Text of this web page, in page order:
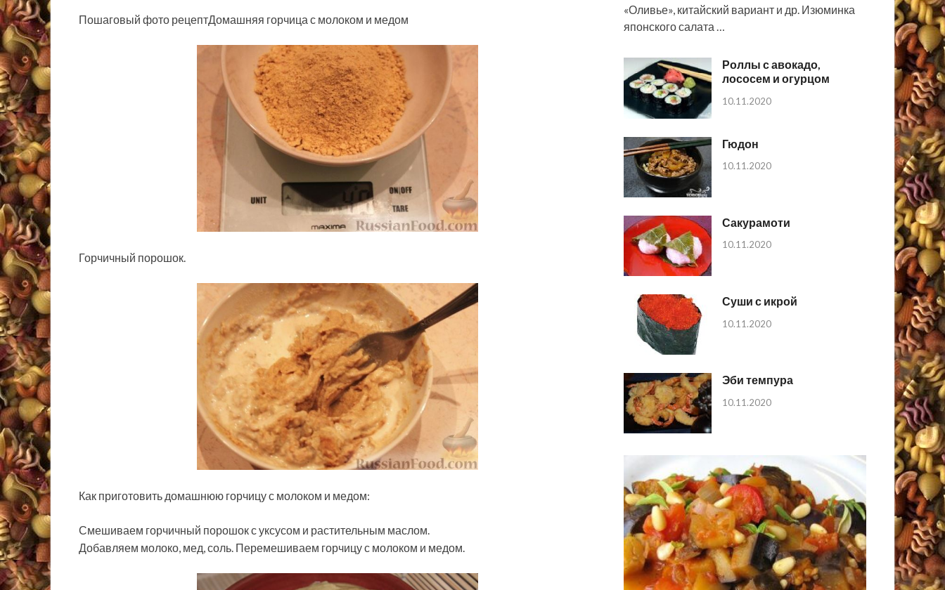
Пошаговый фото рецептДомашняя горчица с молоком и медом
Горчичный порошок.
Как приготовить домашнюю горчицу с молоком и медом:
Смешиваем горчичный порошок с уксусом и растительным маслом.
Добавляем молоко, мед, соль. Перемешиваем горчицу с молоком и медом.
«Оливье», китайский вариант и др. Изюминка
японского салата …
Роллы с авокадо,
лососем и огурцом
10.11.2020
Гюдон
10.11.2020
Сакурамоти
10.11.2020
Суши с икрой
10.11.2020
Эби темпура
10.11.2020